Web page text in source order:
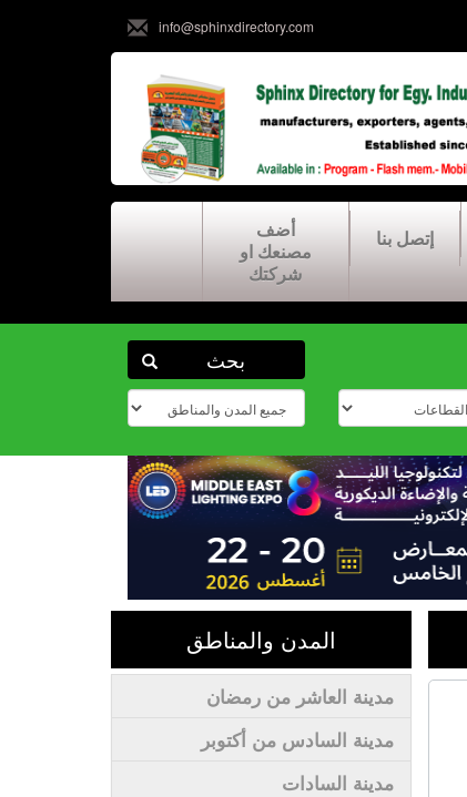
info@sphinxdirectory.com
إتصل بنا
أضف
مصنعك او
شركتك
المدن والمناطق
مدينة العاشر من رمضان
مدينة السادس من أكتوبر
مدينة السادات